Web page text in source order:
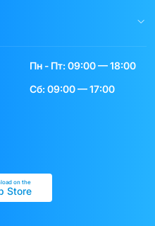
Пн - Пт: 09:00 — 18:00
Сб: 09:00 — 17:00
on the
Store